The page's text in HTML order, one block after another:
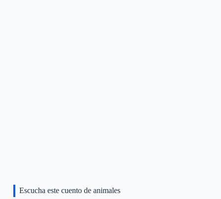
Escucha este cuento de animales